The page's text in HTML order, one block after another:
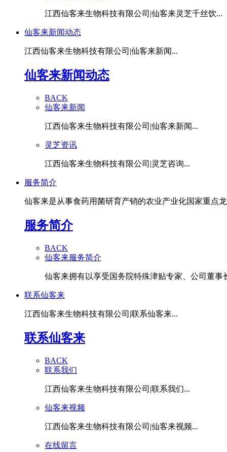
江西仙客来生物科技有限公司|仙客来灵芝千丝饮...
仙客来新闻动态
江西仙客来生物科技有限公司|仙客来新闻...
仙客来新闻动态
BACK
仙客来新闻
江西仙客来生物科技有限公司|仙客来新闻...
灵芝资讯
江西仙客来生物科技有限公司|灵芝咨询...
服务简介
仙客来是从事食药用菌研育产销的农业产业化国家重点
服务简介
BACK
仙客来服务简介
仙客来拥有以享受国务院特殊津贴专家、公司董事
联系仙客来
江西仙客来生物科技有限公司|联系仙客来...
联系仙客来
BACK
联系我们
江西仙客来生物科技有限公司|联系我们...
仙客来视频
江西仙客来生物科技有限公司|仙客来视频...
在线留言